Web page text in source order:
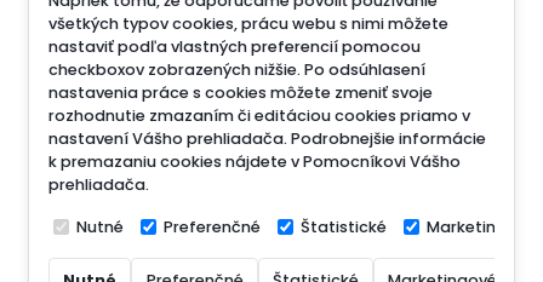
všetkých typov cookies, prácu webu s nimi môžete
nastaviť podľa vlastných preferencií pomocou
checkboxov zobrazených nižšie. Po odsúhlasení
nastavenia práce s cookies môžete zmeniť svoje
rozhodnutie zmazaním či editáciou cookies priamo v
nastavení Vášho prehliadača. Podrobnejšie informácie
k premazaniu cookies nájdete v Pomocníkovi Vášho
prehliadača.
Nutné Preferenčné Štatistické Marketingové